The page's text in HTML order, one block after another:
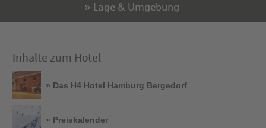
» Lage & Umgebung
Inhalte zum Hotel
» Das H4 Hotel Hamburg Bergedorf
» Preiskalender